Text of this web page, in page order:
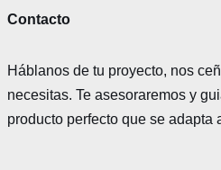
Contacto
Háblanos de tu proyecto, nos
necesitas. Te asesoraremos y
producto perfecto que se adapta